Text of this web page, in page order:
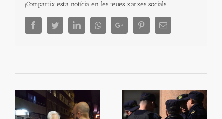
¡Compartix esta notícia en les teues xarxes socials!
FacebookTwitterLinkedInWhatsappGoogle+ PinterestEmail